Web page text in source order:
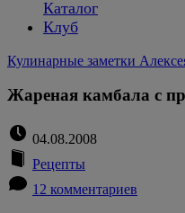
Каталог
Клуб
Кулинарные заметки
Жареная камбала с
04.08.2008
Рецепты
12 комментариев